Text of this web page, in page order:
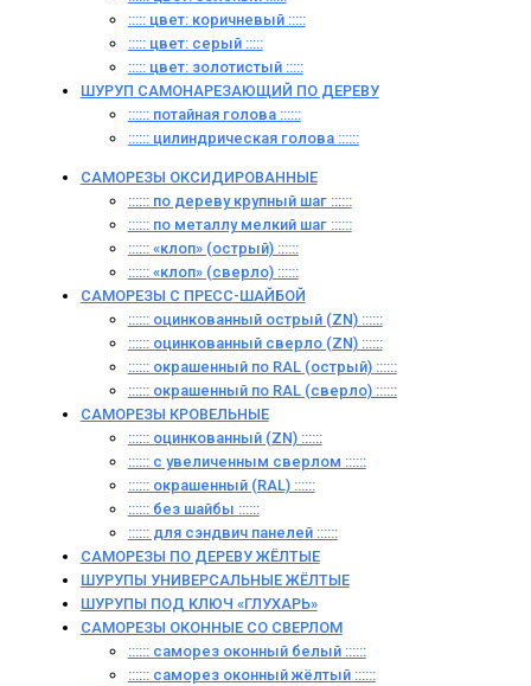
::::: цвет: коричневый :::::
::::: цвет: серый :::::
::::: цвет: золотистый :::::
ШУРУП САМОНАРЕЗАЮЩИЙ ПО ДЕРЕВУ
:::::: потайная голова ::::::
:::::: цилиндрическая голова ::::::
САМОРЕЗЫ ОКСИДИРОВАННЫЕ
:::::: по дереву крупный шаг ::::::
:::::: по металлу мелкий шаг ::::::
:::::: «клоп» (острый) ::::::
:::::: «клоп» (сверло) ::::::
САМОРЕЗЫ С ПРЕСС-ШАЙБОЙ
:::::: оцинкованный острый (ZN) ::::::
:::::: оцинкованный сверло (ZN) ::::::
:::::: окрашенный по RAL (острый) ::::::
:::::: окрашенный по RAL (сверло) ::::::
САМОРЕЗЫ КРОВЕЛЬНЫЕ
:::::: оцинкованный (ZN) ::::::
:::::: с увеличенным сверлом ::::::
:::::: окрашенный (RAL) ::::::
:::::: без шайбы ::::::
:::::: для сэндвич панелей ::::::
САМОРЕЗЫ ПО ДЕРЕВУ ЖЁЛТЫЕ
ШУРУПЫ УНИВЕРСАЛЬНЫЕ ЖЁЛТЫЕ
ШУРУПЫ ПОД КЛЮЧ «ГЛУХАРЬ»
САМОРЕЗЫ ОКОННЫЕ СО СВЕРЛОМ
:::::: саморез оконный белый ::::::
:::::: саморез оконный жёлтый ::::::